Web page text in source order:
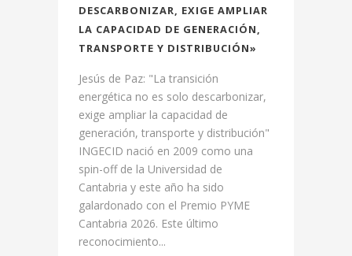
DESCARBONIZAR, EXIGE AMPLIAR
LA CAPACIDAD DE GENERACIÓN,
TRANSPORTE Y DISTRIBUCIÓN»
Jesús de Paz: "La transición
energética no es solo descarbonizar,
exige ampliar la capacidad de
generación, transporte y distribución"
INGECID nació en 2009 como una
spin-off de la Universidad de
Cantabria y este año ha sido
galardonado con el Premio PYME
Cantabria 2026. Este último
reconocimiento...